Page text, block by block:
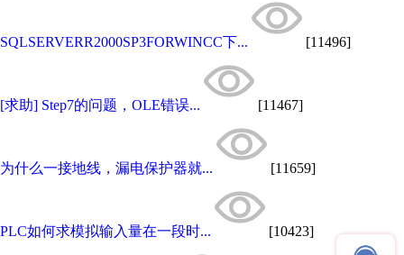
SQLSERVERR2000SP3FORWINCC下... [11496]
[求助] Step7的问题，OLE错误... [11467]
为什么一接地线，漏电保护器就... [11659]
PLC如何求模拟输入量在一段时... [10423]